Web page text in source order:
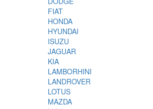
FIAT
HONDA
HYUNDAI
ISUZU
JAGUAR
KIA
LAMBORHINI
LANDROVER
LOTUS
MAZDA